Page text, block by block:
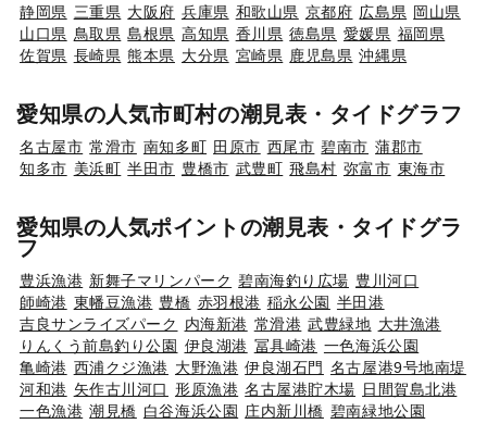
静岡県 三重県 大阪府 兵庫県 和歌山県 京都府 広島県 岡山県
山口県 鳥取県 島根県 高知県 香川県 徳島県 愛媛県 福岡県
佐賀県 長崎県 熊本県 大分県 宮崎県 鹿児島県 沖縄県
愛知県の人気市町村の潮見表・タイドグラフ
名古屋市 常滑市 南知多町 田原市 西尾市 碧南市 蒲郡市
知多市 美浜町 半田市 豊橋市 武豊町 飛島村 弥富市 東海市
愛知県の人気ポイントの潮見表・タイドグラ
フ
豊浜漁港 新舞子マリンパーク 碧南海釣り広場 豊川河口
師崎港 東幡豆漁港 豊橋 赤羽根港 稲永公園 半田港
吉良サンライズパーク
内海新港 常滑港 武豊緑地 大井漁港
りんくう前島釣り公園 伊良湖港 冨具崎港 一色海浜公園
亀崎港 西浦クジ漁港 大野漁港 伊良湖石門 名古屋港9号地南堤
河和港 矢作古川河口 形原漁港 名古屋港貯木場 日間賀島北港
一色漁港 潮見橋 白谷海浜公園 庄内新川橋 碧南緑地公園